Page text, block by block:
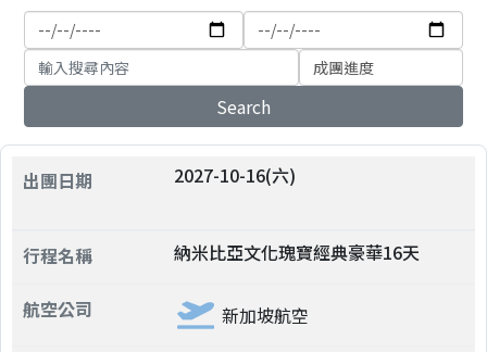
Search
2027-10-16(六)
納米比亞文化瑰寶經典豪華16天
新加坡航空